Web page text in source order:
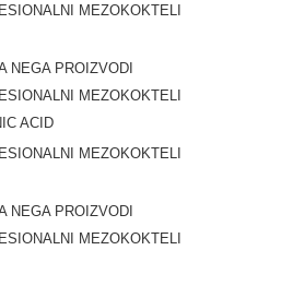
MEZOKOKTELI
NEGA PROIZVODI
MEZOKOKTELI
ACID
MEZOKOKTELI
NEGA PROIZVODI
MEZOKOKTELI